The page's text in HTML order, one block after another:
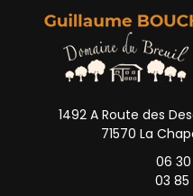
1492 A Route des
71570 La
06
03